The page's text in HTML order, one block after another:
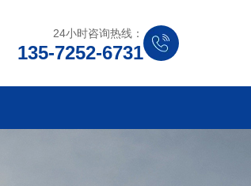
24小时咨询热线：
135-7252-6731